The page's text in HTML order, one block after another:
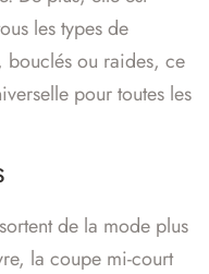
les types de
bouclés ou raides, ce
pour toutes les
de la mode plus
la coupe mi-court